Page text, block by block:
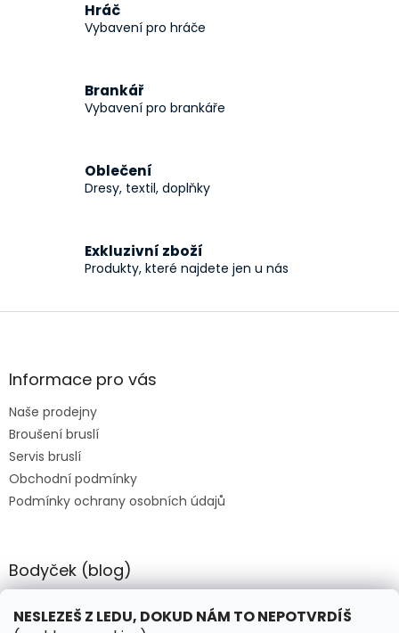
NESLEZEŠ Z LEDU, DOKUD NÁM TO NEPOTVRDÍŠ
í
y
i
s
n
í
Hráč
Vybavení pro hráče
Brankář
Vybavení pro brankáře
Oblečení
Dresy, textil, doplňky
Exkluzivní zboží
Produkty, které najdete jen u nás
Z
aInformace pro vás
Naše prodejny
Broušení bruslí
Servis bruslí
Obchodní podmínky
Podmínky ochrany osobních údajů
Bodyček (blog)